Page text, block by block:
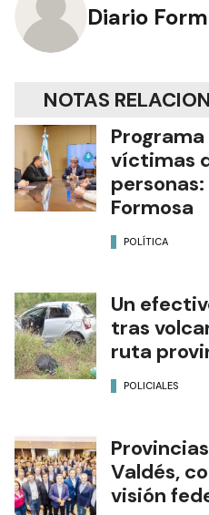
Diario
NOTAS
víctimas
Formosa
POLÍTICA
Un
tras
ruta
POLICIALES
Valdés,
visión